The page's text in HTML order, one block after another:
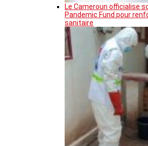
Le Cameroun officialise
Pandemic Fund pour
sanitaire